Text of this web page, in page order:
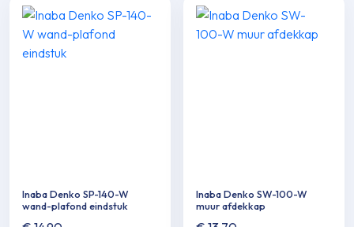
Inaba Denko SP-140-W
wand-plafond eindstuk
Inaba Denko SW-100-W
muur afdekkap